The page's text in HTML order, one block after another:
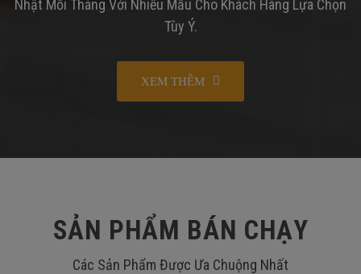
Nhật Mỗi Tháng Với Nhiều Mẫu Cho Khách Hàng Lựa Chọn
Tùy Ý.
XEM THÊM
SẢN PHẨM BÁN CHẠY
Các Sản Phẩm Được Ưa Chuộng Nhất